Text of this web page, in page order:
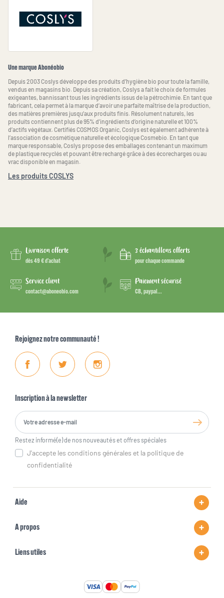
Une marque Abonéobio
Depuis 2003 Coslys développe des produits d’hygiène bio pour toute la famille,
vendus en magasins bio. Depuis sa création, Coslys a fait le choix de formules
exigeantes, bannissant tous les ingrédients issus de la pétrochimie. En tant que
fabricant, cela permet à la marque d’avoir une parfaite maîtrise de la production,
des matières premières jusqu’aux produits finis. Résolument naturels, les
produits contiennent plus de 95% d’ingrédients d’origine naturelle et 100%
d’actifs végétaux. Certifiés COSMOS Organic, Coslys est également adhérente à
l’association de cosmétique naturelle et écologique Cosmebio. En tant que
marque responsable, Coslys propose des emballages contenant un maximum
de plastique recyclés et pouvant être rechargé grâce à des écorecharges ou au
vrac disponible en magasin.
Les produits COSLYS
Livraison offerte
dès 49 € d’achat
3 échantillons offerts
pour chaque commande
Service client
contact@aboneobio.com
Paiement sécurisé
CB, paypal...
Rejoignez notre communauté !
FacebookTwitter Instagram
Inscription à la newsletter
Restez informé(e) de nos nouveautés et offres spéciales
J'accepte les conditions générales et la politique de
confidentialité
Aide
A propos
Liens utiles